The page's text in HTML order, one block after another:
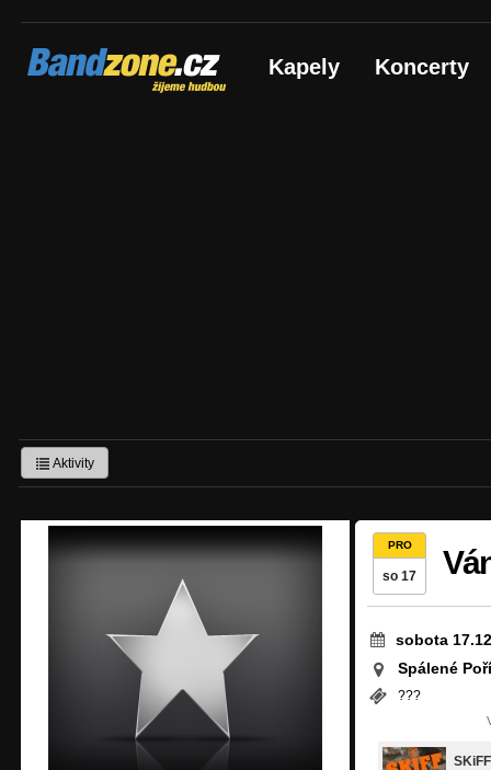
Bandzone.cz
žijeme hudbou Kapely Koncerty
Aktivity
PRO
so 17
sobota
Spálené
???
SKiFF